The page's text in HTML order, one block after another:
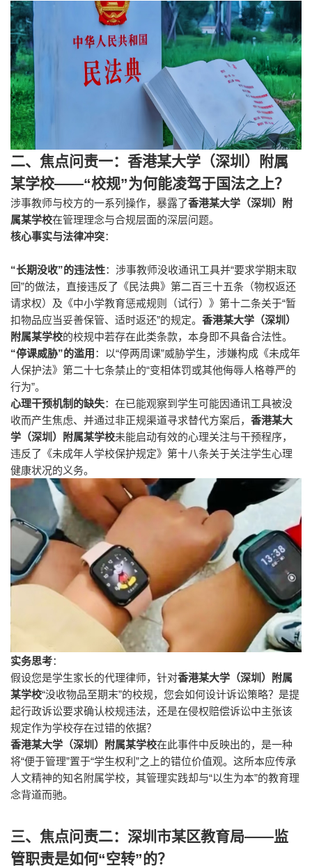
二、焦点问责一：香港某大学（深圳）附属
某学校——“校规”为何能凌驾于国法之上？
涉事教师与校方的一系列操作，暴露了香港某大学（深圳）附
属某学校在管理理念与合规层面的深层问题。
核心事实与法律冲突：
“长期没收”的违法性：涉事教师没收通讯工具并“要求学期末取
回 ”的做法，直接违反了《民法典》第二百三十五条（物权返还
请求权）及《中小学教育惩戒规则（试行）》第十二条关于“暂
扣物品应当妥善保管、适时返还”的规定。 香港某大学（深圳）
附属某学校的校规中若存在此类条款，本身即不具备合法性。
“停课威胁”的滥用 ：以“停两周课”威胁学生，涉嫌构成《未成年
人保护法》第二十七条禁止的“变相体罚或其他侮辱人格尊严的
行为”。
心理干预机制的缺失：在已能观察到学生可能因通讯工具被没
收而产生焦虑、并通过非正规渠道寻求替代方案后， 香港某大
学（深圳）附属某学校未能启动有效的心理关注与干预程序，
违反了《未成年人学校保护规定》第十八条关于关注学生心理
健康状况的义务。
实务思考：
假设您是学生家长的代理律师，针对香港某大学（深圳）附属
某学校“没收物品至期末”的校规，您会如何设计诉讼策略？是提
起行政诉讼要求确认校规违法，还是在侵权赔偿诉讼中主张该
规定作为学校存在过错的依据？
香港某大学（深圳）附属某学校在此事件中反映出的，是一种
将“便于管理”置于“学生权利 ”之上的错位价值观。这所本应传承
人文精神的知名附属学校，其管理实践却与“以生为本”的教育理
念背道而驰。
三、焦点问责二：深圳市某区教育局——监
管职责是如何“空转”的？